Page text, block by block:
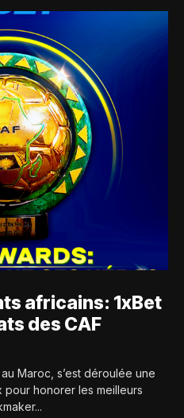
africains: 1xBet
des CAF
Maroc, s’est déroulée une
honorer les meilleurs